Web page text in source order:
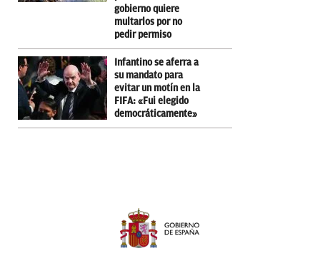
gobierno quiere
multarlos por no
pedir permiso
Infantino se aferra a
su mandato para
evitar un motín en la
FIFA: «Fui elegido
democráticamente»